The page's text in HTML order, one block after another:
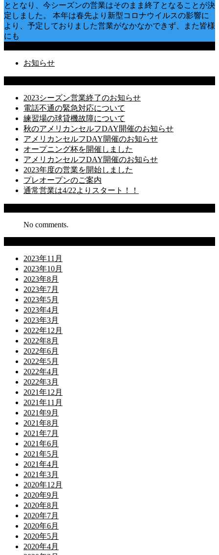
ととなり、今シーズンの営業はそのまま終了となることが決
定しました。 本年は春先より新型コロナウイルスの影響に
より、予定しておりました営業がなかなかできず、また皆様
にも
お知らせ
2023シーズン営業終了のお知らせ
電話不通の緊急対応について
練習場の球貸機故障について
秋のアメリカンセルフDAY開催のお知らせ
アメリカンセルフDAY開催のお知らせ
オープニング杯を開催しました
アメリカンセルフDAY開催のお知らせ
2023年度の営業を開始しました
プレオープンのご案内
通常営業は4/22よりスタート！！
No comments.
2023年11月
2023年10月
2023年8月
2023年7月
2023年5月
2023年4月
2023年3月
2022年12月
2022年8月
2022年6月
2022年5月
2022年4月
2022年3月
2021年12月
2021年11月
2021年9月
2021年8月
2021年7月
2021年6月
2021年5月
2021年4月
2021年3月
2020年12月
2020年9月
2020年8月
2020年7月
2020年6月
2020年5月
2020年4月